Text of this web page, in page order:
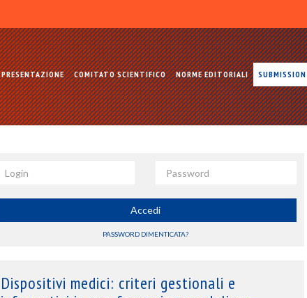
PRESENTAZIONE COMITATO SCIENTIFICO NORME EDITORIALI SUBMISSION
Accedi
PASSWORD DIMENTICATA?
Dispositivi medici: criteri gestionali e